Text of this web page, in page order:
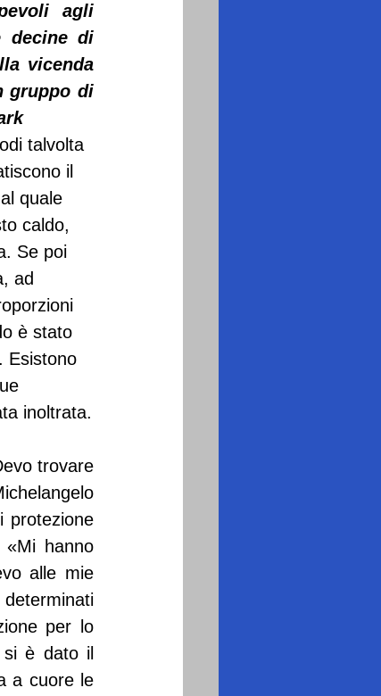
agli
decine di
vicenda
gruppo di
talvolta
il
quale
caldo,
Se poi
ad
è stato
Esistono
inoltrata.
trovare
protezione
«Mi hanno
alle mie
per lo
è dato il
a cuore le